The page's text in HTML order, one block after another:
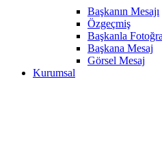
Başkanın Mesajı
Özgeçmiş
Başkanla
Başkana Mesaj
Görsel Mesaj
Kurumsal